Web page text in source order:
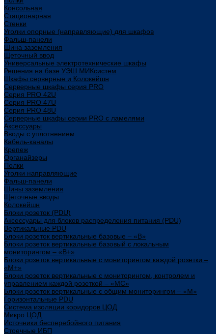
Консольная
Стационарная
Стенки
Уголки опорные (направляющие) для шкафов
Фальш-панели
Шина заземления
Щеточный ввод
Универсальные электротехнические шкафы
Решения на базе УЭШ МИКсистем
Шкафы серверные и Колокейшн
Серверные шкафы серия PRO
Серия PRO 42U
Серия PRO 47U
Серия PRO 48U
Серверные шкафы серии PRO с ламелями
Аксессуары
Вводы с уплотнением
Кабель-каналы
Крепеж
Органайзеры
Полки
Уголки направляющие
Фальш-панели
Шины заземления
Щеточные вводы
Колокейшн
Блоки розеток (PDU)
Аксессуары для блоков распределения питания (PDU)
Вертикальные PDU
Блоки розеток вертикальные базовые – «В»
Блоки розеток вертикальные базовый с локальным
мониторингом – «В+»
Блоки розеток вертикальные с мониторингом каждой розетки –
«М+»
Блоки розеток вертикальные с мониторингом, контролем и
управлением каждой розеткой – «МС»
Блоки розеток вертикальные с общим мониторингом – «М»
Горизонтальные PDU
Система изоляции коридоров ЦОД
Микро ЦОД
Источники бесперебойного питания
Стоечные ИБП